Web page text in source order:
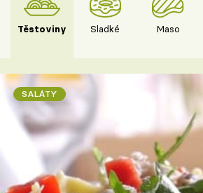
Těstoviny Sladké Maso
SALÁTY